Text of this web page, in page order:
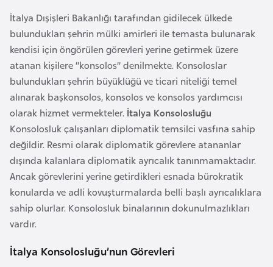
İtalya Dışişleri Bakanlığı tarafından gidilecek ülkede
bulundukları şehrin mülki amirleri ile temasta bulunarak
kendisi için öngörülen görevleri yerine getirmek üzere
atanan kişilere “konsolos” denilmekte. Konsoloslar
bulundukları şehrin büyüklüğü ve ticari niteliği temel
alınarak başkonsolos, konsolos ve konsolos yardımcısı
olarak hizmet vermekteler. İtalya Konsolosluğu
Konsolosluk çalışanları diplomatik temsilci vasfına sahip
değildir. Resmi olarak diplomatik görevlere atananlar
dışında kalanlara diplomatik ayrıcalık tanınmamaktadır.
Ancak görevlerini yerine getirdikleri esnada bürokratik
konularda ve adli kovuşturmalarda belli başlı ayrıcalıklara
sahip olurlar. Konsolosluk binalarının dokunulmazlıkları
vardır.
İtalya Konsolosluğu’nun Görevleri
a
n
B
a
h
r
e
y
n
B
a
g